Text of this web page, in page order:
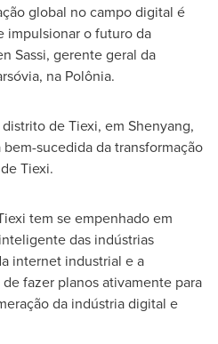
global no campo digital é
impulsionar o futuro da
Sassi, gerente geral da
na Polônia.
de Tiexi, em Shenyang,
sucedida da transformação
Tiexi.
tem se empenhado em
das indústrias
internet industrial e a
fazer planos ativamente para
da indústria digital e